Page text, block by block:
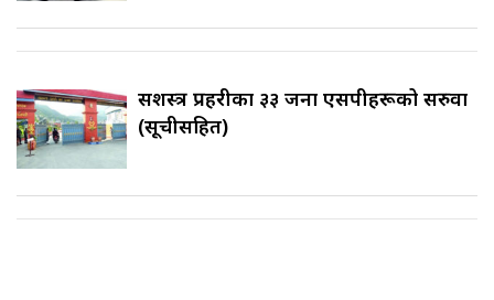
सशस्त्र प्रहरीका ३३ जना एसपीहरूको सरुवा
(सूचीसहित)